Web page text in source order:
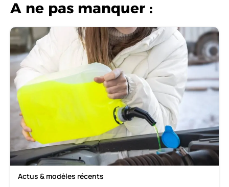
A ne pas manquer :
Actus & modèles récents